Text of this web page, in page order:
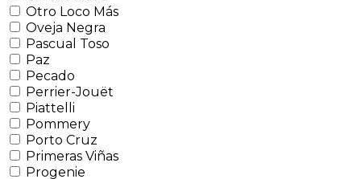
Otro Loco Más
Oveja Negra
Pascual Toso
Paz
Pecado
Perrier-Jouët
Piattelli
Pommery
Porto Cruz
Primeras Viñas
Progenie